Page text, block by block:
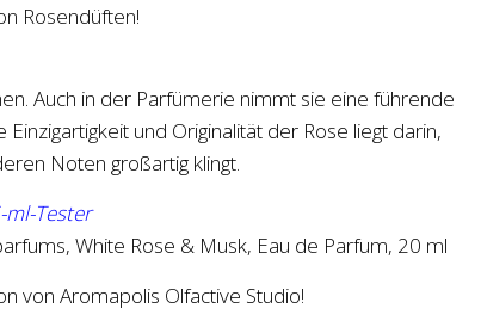
Rosendüften!
Auch in der Parfümerie nimmt sie eine führende
und Originalität der Rose liegt darin,
Noten großartig klingt.
ml-Tester
White Rose & Musk, Eau de Parfum, 20 ml
von Aromapolis Olfactive Studio!